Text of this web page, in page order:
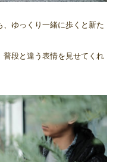
ゆっくり一緒に歩くと新た
普段と違う表情を見せてくれ